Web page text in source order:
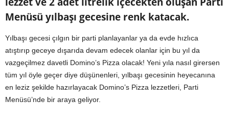
Menüsü yılbaşı gecesine renk katacak.
Yılbaşı gecesi çılgın bir parti planlayanlar ya da evde hızlıca
atıştırıp geceye dışarıda devam edecek olanlar için bu yıl da
vazgeçilmez davetli Domino’s Pizza olacak! Yeni yıla nasıl girersen
tüm yıl öyle geçer diye düşünenleri, yılbaşı gecesinin heyecanına
en leziz şekilde hazırlayacak Domino’s Pizza lezzetleri, Parti
Menüsü’nde bir araya geliyor.